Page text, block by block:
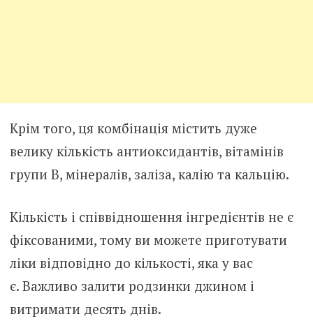
Крім того, ця комбінація містить дуже
велику кількість антиоксидантів, вітамінів
групи В, мінералів, заліза, калію та кальцію.
Кількість і співвідношення інгредієнтів не є
фіксованими, тому ви можете приготувати
ліки відповідно до кількості, яка у вас
є. Важливо залити родзинки джином і
витримати десять днів.